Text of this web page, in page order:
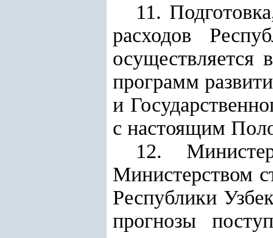
11.
расходов
осуществляется
программ
и
с настоящим
12.
Министерством
Республики
прогнозы